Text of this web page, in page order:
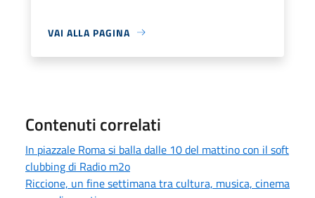
VAI ALLA PAGINA
Contenuti correlati
In piazzale Roma si balla dalle 10 del mattino con il soft
clubbing di Radio m2o
Riccione, un fine settimana tra cultura, musica, cinema